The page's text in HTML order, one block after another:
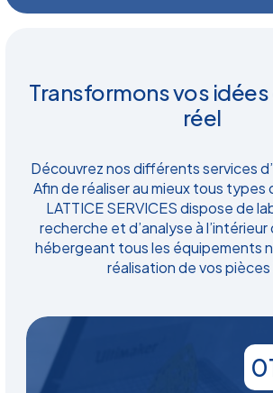
Transformons vos
réel
Découvrez nos différents services
Afin de réaliser au mieux tous
LATTICE SERVICES dispose de
recherche et d’analyse à l’intérieur
hébergeant tous les équipements
réalisation de vos pièces